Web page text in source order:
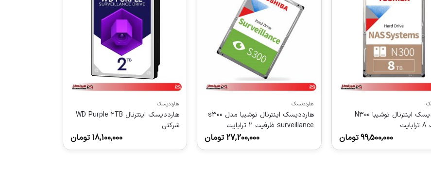
هارد دیسک اینترنال توشیبا N300
99,500,000تومان
هارددیسک
هارددیسک اینترنال توشیبا مدل s300
surveillance ظرفیت 2 ترابایت
27,200,000 تومان
هارددیسک
هارددیسک اینترنال WD Purple ۲TB
شرکتی
18,100,000 تومان